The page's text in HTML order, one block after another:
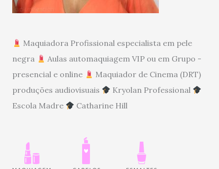
Maquiadora Profissional especialista em pele
negra
Aulas automaquiagem VIP ou em Grupo -
presencial e online
Maquiador de Cinema (DRT)
produções audiovisuais
Kryolan Professional
Escola Madre
Catharine Hill